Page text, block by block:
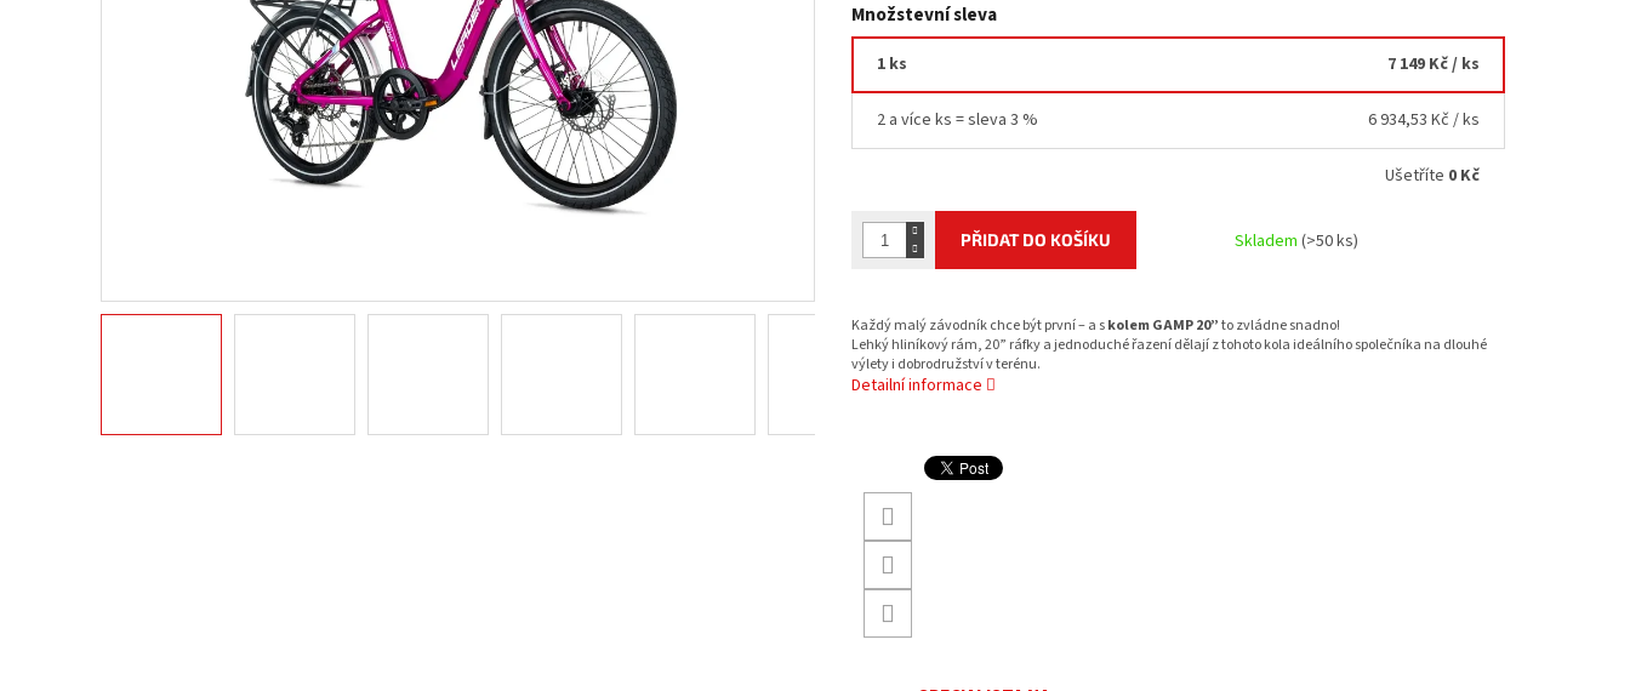
Množstevní sleva
1 ks 7 149 Kč/ ks
2 a více ks = sleva 3 % 6 934,53 Kč / ks
Ušetříte 0 Kč
PŘIDAT DO KOŠÍKU Skladem(>50 ks)
Každý malý závodník chce být první – a skolem GAMP 20”to zvládne snadno!
Lehký hliníkový rám, 20” ráfky a jednoduché řazení dělají z tohoto kola ideálního společníka na dlouhé
výlety i dobrodružství v terénu.
Detailní informace